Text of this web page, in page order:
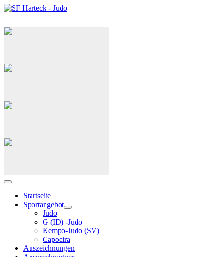
Startseite
Sportangebot
Judo
G (ID) -Judo
Kempo-Judo (SV)
Capoeira
Auszeichnungen